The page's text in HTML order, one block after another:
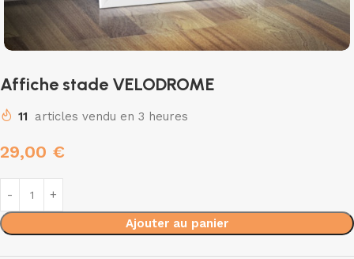
Affiche stade VELODROME
11 articles vendu en 3 heures
29,00 €
Ajouter au panier